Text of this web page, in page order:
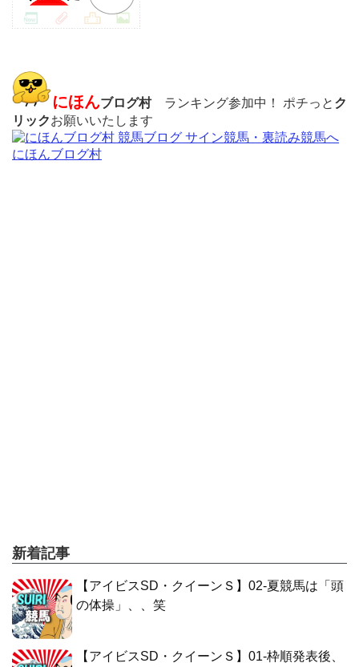
にほんブログ村ランキング参加中！ ポチっと ク
リックお願いいたします
にほんブログ村
新着記事
【アイビスSD・クイーンＳ】02-夏競馬は「頭
の体操」、、笑
【アイビスSD・クイーンＳ】01-枠順発表後、